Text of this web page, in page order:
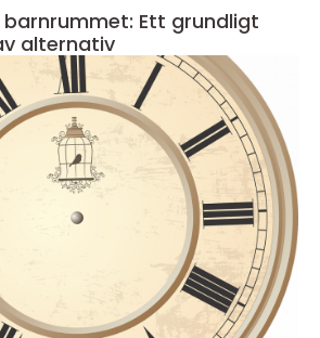
Ett grundligt
alternativ